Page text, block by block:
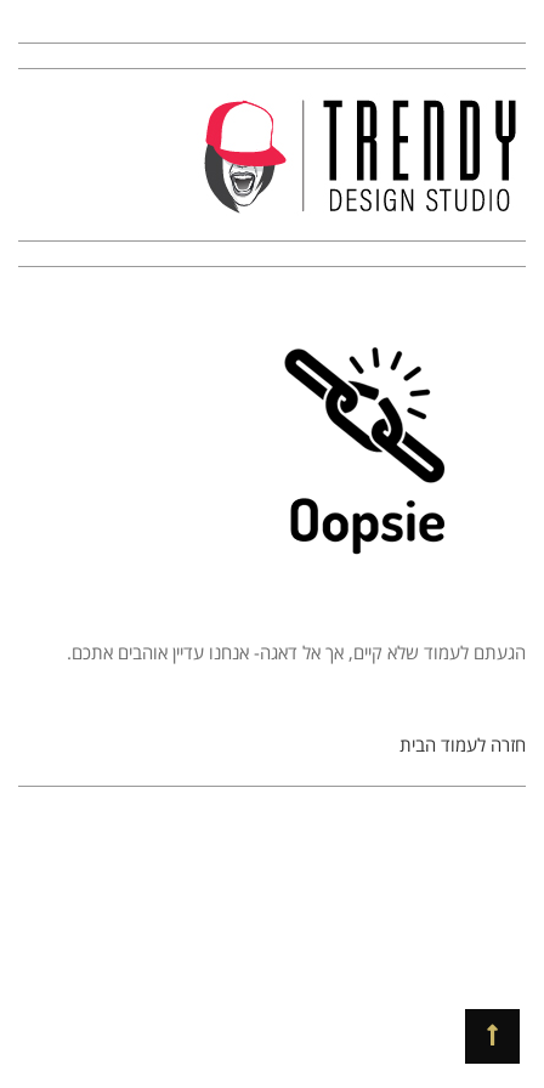
הגעתם לעמוד שלא קיים, אך אל דאגה- אנחנו עדיין אוהבים אתכם.
חזרה לעמוד הבית
גלילה
לראש